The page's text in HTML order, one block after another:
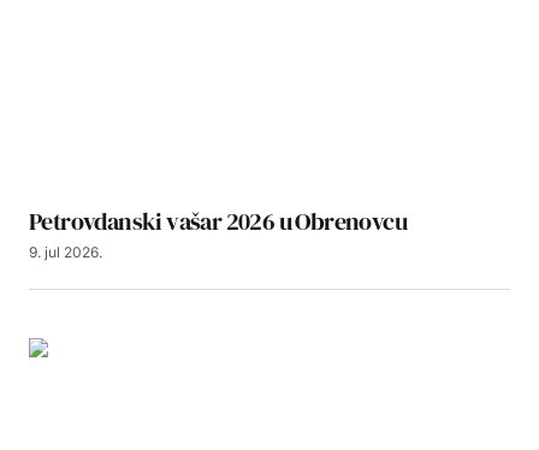
Petrovdanski vašar 2026 u Obrenovcu
9. jul 2026.